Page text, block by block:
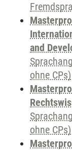
and
ohne CPs)
ohne CPs)